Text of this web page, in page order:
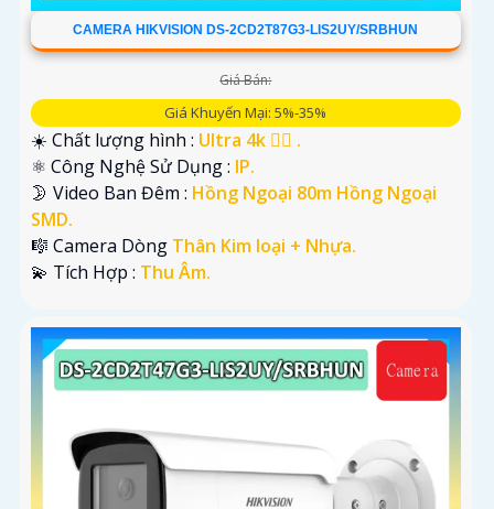
CAMERA HIKVISION DS-2CD2T87G3-LIS2UY/SRBHUN
Giá Bán:
Giá Khuyến Mại: 5%-35%
☀️ Chất lượng hình : Ultra 4k 👍🏾 .
⚛️ Công Nghệ Sử Dụng : IP.
🌛 Video Ban Đêm : Hồng Ngoại 80m Hồng Ngoại
SMD.
🎼️ Camera Dòng Thân Kim loại + Nhựa.
️💫 Tích Hợp : Thu Âm.